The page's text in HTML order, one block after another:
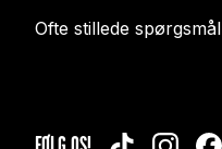
Ofte stillede spørgsmål